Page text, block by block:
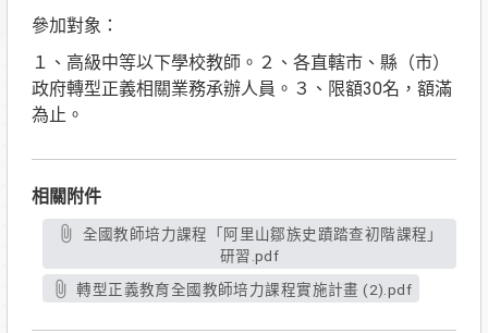
參加對象：
１、高級中等以下學校教師。２、各直轄市、縣（市）
政府轉型正義相關業務承辦人員。３、限額30名，額滿
為止。
相關附件
研習.pdf
轉型正義教育全國教師培力課程實施計畫 (2).pdf